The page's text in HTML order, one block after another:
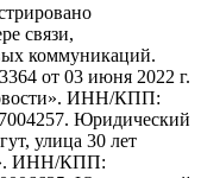
связи,
коммуникаций.
от 03 июня 2022 г.
ИНН/КПП:
Юридический
улица 30 лет
ИНН/КПП: